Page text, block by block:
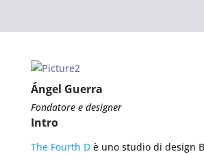
Ángel Guerra
Fondatore e designer
Intro
The Fourth Dè uno studio di design